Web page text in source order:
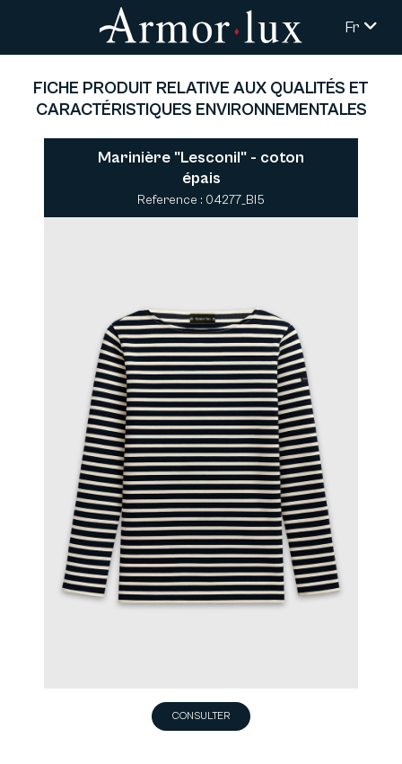
Fr
FICHE PRODUIT RELATIVE AUX QUALITÉS ET
CARACTÉRISTIQUES ENVIRONNEMENTALES
Marinière "Lesconil" - coton
épais
Reference : 04277_BI5
CONSULTER